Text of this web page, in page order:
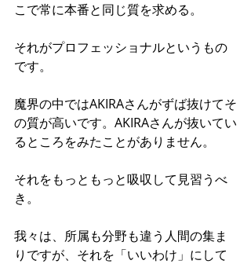
こで常に本番と同じ質を求める。
それがプロフェッショナルというもの
です。
魔界の中ではAKIRAさんがずば抜けてそ
の質が高いです。AKIRAさんが抜いてい
るところをみたことがありません。
それをもっともっと吸収して見習うべ
き。
我々は、所属も分野も違う人間の集ま
りですが、それを「いいわけ」にして